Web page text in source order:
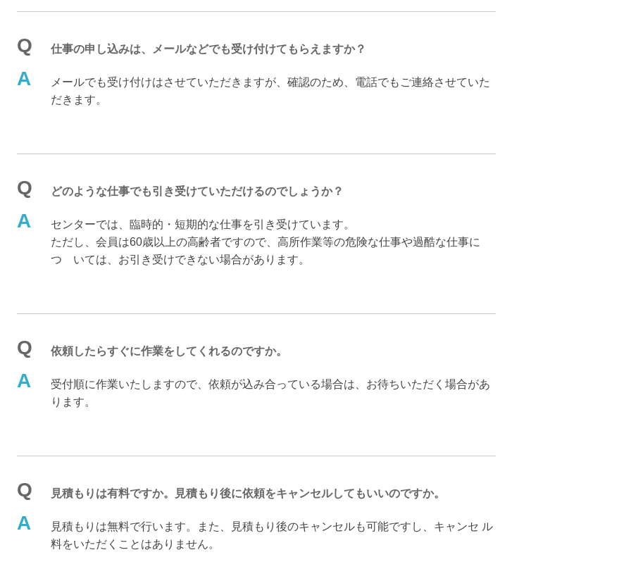
Q 仕事の申し込みは、メールなどでも受け付けてもらえますか？
A
メールでも受け付けはさせていただきますが、確認のため、電話でもご連絡させていた
だきます。
Q どのような仕事でも引き受けていただけるのでしょうか？
A
センターでは、臨時的・短期的な仕事を引き受けています。
ただし、会員は60歳以上の高齢者ですので、高所作業等の危険な仕事や過酷な仕事に
つ いては、お引き受けできない場合があります。
Q 依頼したらすぐに作業をしてくれるのですか。
A
受付順に作業いたしますので、依頼が込み合っている場合は、お待ちいただく場合があ
ります。
Q 見積もりは有料ですか。見積もり後に依頼をキャンセルしてもいいのですか。
A
見積もりは無料で行います。また、見積もり後のキャンセルも可能ですし、キャンセ ル
料をいただくことはありません。